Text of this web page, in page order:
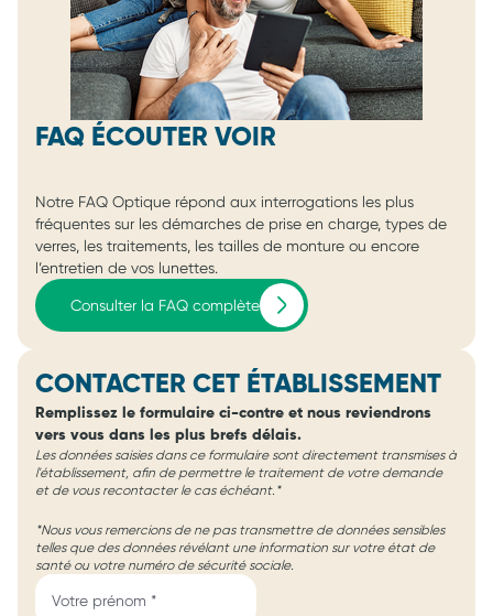
FAQ ÉCOUTER VOIR
Notre FAQ Optique répond aux interrogations les plus
fréquentes sur les démarches de prise en charge, types de
verres, les traitements, les tailles de monture ou encore
l’entretien de vos lunettes.
Consulter la FAQ complète
CONTACTER CET ÉTABLISSEMENT
Remplissez le formulaire ci-contre et nous reviendrons
vers vous dans les plus brefs délais.
Les données saisies dans ce formulaire sont directement transmises à
l'établissement, afin de permettre le traitement de votre demande
et de vous recontacter le cas échéant.*
*Nous vous remercions de ne pas transmettre de données sensibles
telles que des données révélant une information sur votre état de
santé ou votre numéro de sécurité sociale.